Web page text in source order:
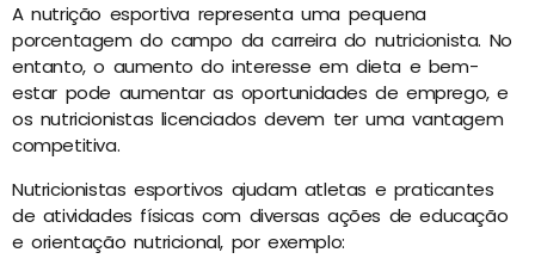
A nutrição esportiva representa uma pequena
porcentagem do campo da carreira do nutricionista. No
entanto, o aumento do interesse em dieta e bem-
estar pode aumentar as oportunidades de emprego, e
os nutricionistas licenciados devem ter uma vantagem
competitiva.
Nutricionistas esportivos ajudam atletas e praticantes
de atividades físicas com diversas ações de educação
e orientação nutricional, por exemplo: